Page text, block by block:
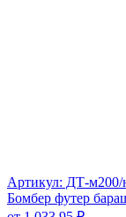
Артикул: ДТ-м200/
Бомбер футер